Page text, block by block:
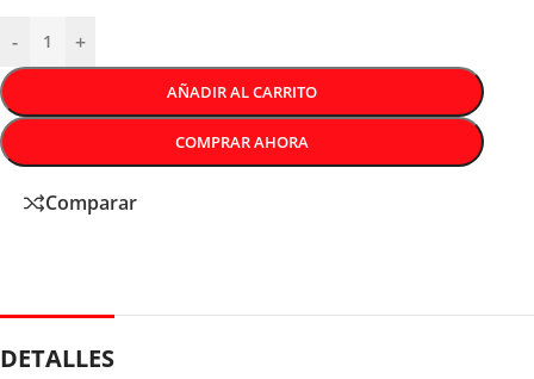
- +
AÑADIR AL CARRITO
COMPRAR AHORA
Comparar
DETALLES